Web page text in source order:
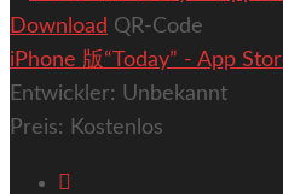
Download QR-Code
iPhone 版“Today” - App
Entwickler: Unbekannt
Preis: Kostenlos